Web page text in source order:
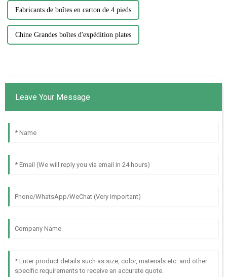
Fabricants de boîtes en carton de 4 pieds
Chine Grandes boîtes d'expédition plates
Leave Your Message